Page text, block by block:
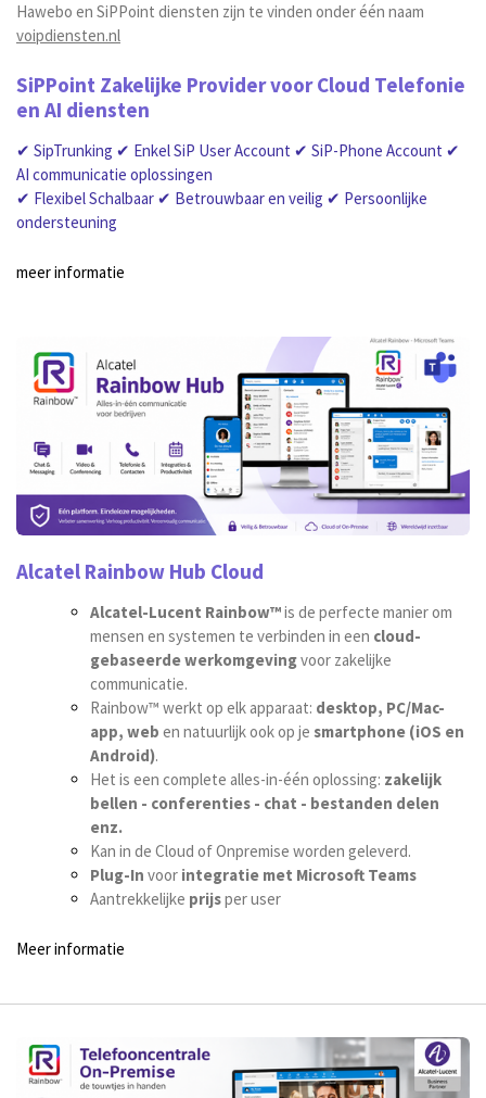
Hawebo en SiPPoint diensten zijn te vinden onder één naam
voipdiensten.nl
SiPPoint Zakelijke Provider voor Cloud Telefonie
en AI diensten
✔ SipTrunking ✔ Enkel SiP User Account ✔ SiP-Phone Account ✔
AI communicatie oplossingen
✔ Flexibel Schalbaar ✔ Betrouwbaar en veilig ✔ Persoonlijke
ondersteuning
meer informatie
Alcatel Rainbow Hub Cloud
Alcatel-Lucent Rainbow™is de perfecte manier om
mensen en systemen te verbinden in een cloud-
gebaseerde werkomgevingvoor zakelijke
communicatie.
Rainbow™ werkt op elk apparaat: desktop, PC/Mac-
app, web en natuurlijk ook op je smartphone (iOS en
Android).
Het is een complete alles-in-één oplossing: zakelijk
bellen - conferenties - chat - bestanden delen
enz.
Kan in de Cloud of Onpremise worden geleverd.
Plug-In voorintegratie met Microsoft Teams
Aantrekkelijke prijsper user
Meer informatie